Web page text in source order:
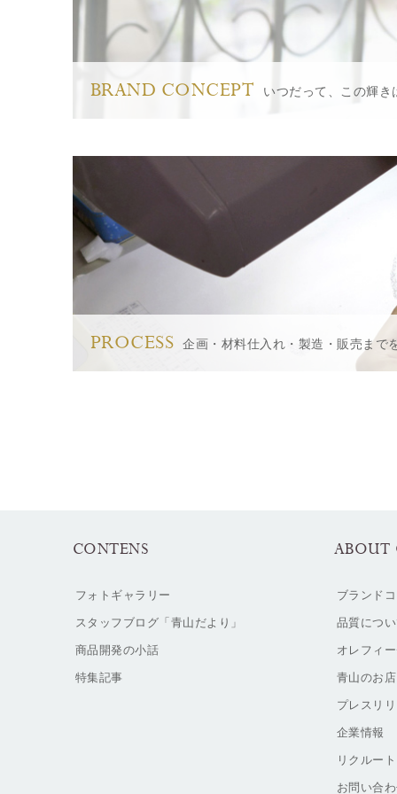
BRAND CONCEPT いつだって、この輝き
PROCESS 企画・材料仕入れ・製造・販売まで
CONTENS
フォトギャラリー
スタッフブログ「青山だより」
商品開発の小話
特集記事
ABOUT
ブランド
品質につ
オレフィ
青山のお店
プレスリ
企業情報
リクルート
お問い合